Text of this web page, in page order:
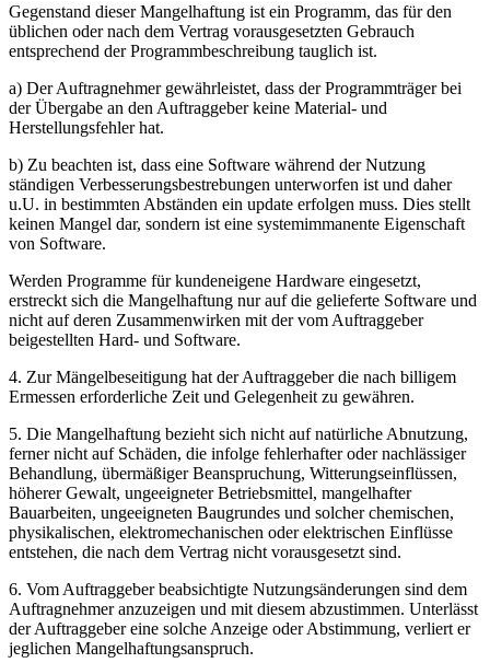
Gegenstand dieser Mangelhaftung ist ein Programm, das für den
üblichen oder nach dem Vertrag vorausgesetzten Gebrauch
entsprechend der Programmbeschreibung tauglich ist.
a) Der Auftragnehmer gewährleistet, dass der Programmträger bei
der Übergabe an den Auftraggeber keine Material- und
Herstellungsfehler hat.
b) Zu beachten ist, dass eine Software während der Nutzung
ständigen Verbesserungsbestrebungen unterworfen ist und daher
u.U. in bestimmten Abständen ein update erfolgen muss. Dies stellt
keinen Mangel dar, sondern ist eine systemimmanente Eigenschaft
von Software.
Werden Programme für kundeneigene Hardware eingesetzt,
erstreckt sich die Mangelhaftung nur auf die gelieferte Software und
nicht auf deren Zusammenwirken mit der vom Auftraggeber
beigestellten Hard- und Software.
4. Zur Mängelbeseitigung hat der Auftraggeber die nach billigem
Ermessen erforderliche Zeit und Gelegenheit zu gewähren.
5. Die Mangelhaftung bezieht sich nicht auf natürliche Abnutzung,
ferner nicht auf Schäden, die infolge fehlerhafter oder nachlässiger
Behandlung, übermäßiger Beanspruchung, Witterungseinflüssen,
höherer Gewalt, ungeeigneter Betriebsmittel, mangelhafter
Bauarbeiten, ungeeigneten Baugrundes und solcher chemischen,
physikalischen, elektromechanischen oder elektrischen Einflüsse
entstehen, die nach dem Vertrag nicht vorausgesetzt sind.
6. Vom Auftraggeber beabsichtigte Nutzungsänderungen sind dem
Auftragnehmer anzuzeigen und mit diesem abzustimmen. Unterlässt
der Auftraggeber eine solche Anzeige oder Abstimmung, verliert er
jeglichen Mangelhaftungsanspruch.